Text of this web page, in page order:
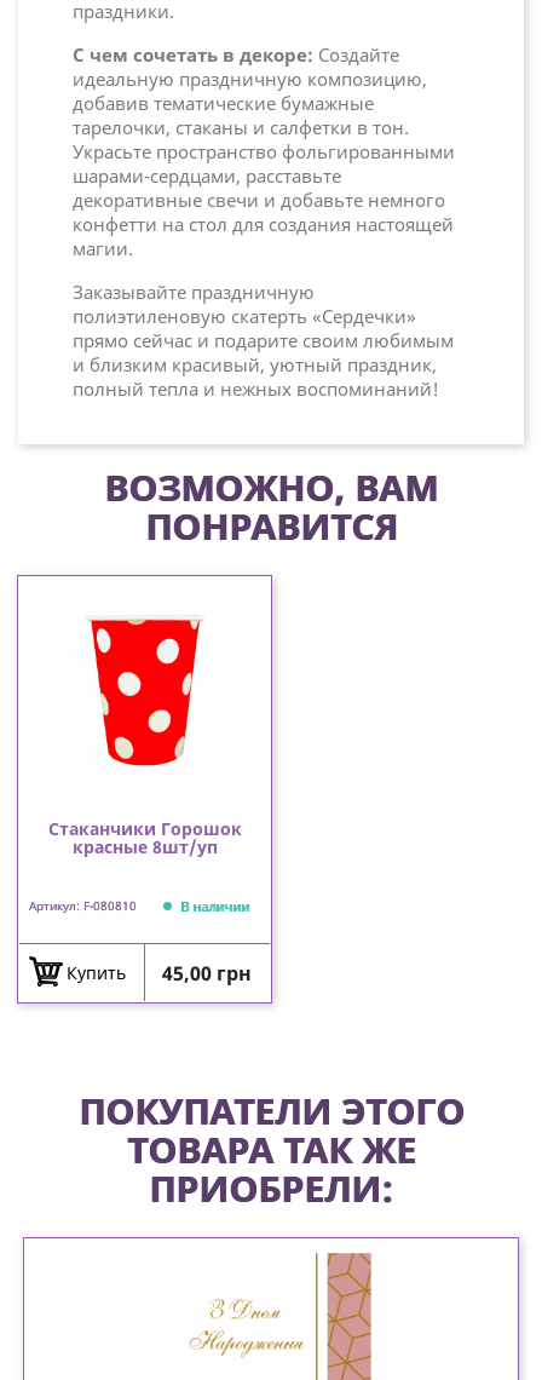
праздники.
С чем сочетать в декоре: Создайте
идеальную праздничную композицию,
добавив тематические бумажные
тарелочки, стаканы и салфетки в тон.
Украсьте пространство фольгированными
шарами-сердцами, расставьте
декоративные свечи и добавьте немного
конфетти на стол для создания настоящей
магии.
Заказывайте праздничную
полиэтиленовую скатерть «Сердечки»
прямо сейчас и подарите своим любимым
и близким красивый, уютный праздник,
полный тепла и нежных воспоминаний!
ВОЗМОЖНО, ВАМ
ПОНРАВИТСЯ
Стаканчики Горошок
красные 8шт/уп
Артикул: F-080810 В наличии
Купить Цена
45,00 грн
ПОКУПАТЕЛИ ЭТОГО
ТОВАРА ТАК ЖЕ
ПРИОБРЕЛИ: